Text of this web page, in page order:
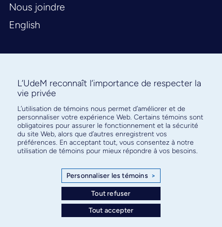
Nous joindre
English
Abonnez-vous à notre infolettre
pour connaître l’actualité facultaire
L’UdeM reconnaît l’importance de respecter la
vie privée
L’utilisation de témoins nous permet d’améliorer et de
personnaliser votre expérience Web. Certains témoins sont
obligatoires pour assurer le fonctionnement et la sécurité
du site Web, alors que d’autres enregistrent vos
préférences. En acceptant tout, vous consentez à notre
utilisation de témoins pour mieux répondre à vos besoins.
Personnaliser les témoins >
Tout refuser
Tout accepter